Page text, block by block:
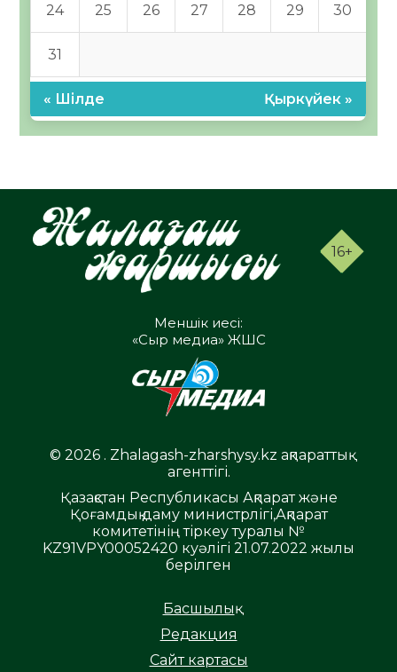
24 25 26 27 28 29 30
31
« Шілде Қыркүйек »
16+
Меншік иесі:
«Сыр медиа» ЖШС
© 2026 . Zhalagash-zharshysy.kz ақпараттық
агенттігі.
Қазақстан Республикасы Ақпарат және
Қоғамдық даму министрлігі,Ақпарат
комитетінің тіркеу туралы №
KZ91VPY00052420 куәлігі 21.07.2022 жылы
берілген
Басшылық
Редакция
Сайт картасы